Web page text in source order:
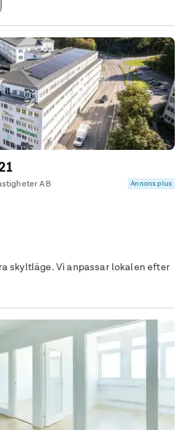
AB Annons plus
skyltläge. Vi anpassar lokalen efter